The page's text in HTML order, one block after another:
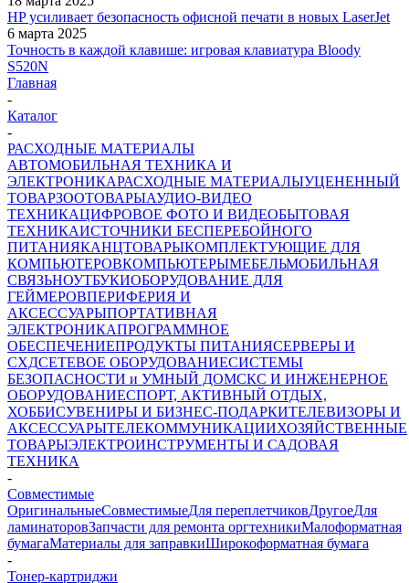
HP усиливает безопасность офисной печати в новых LaserJet
6 марта 2025
Точность в каждой клавише: игровая клавиатура Bloody
S520N
Главная
-
Каталог
-
РАСХОДНЫЕ МАТЕРИАЛЫ
АВТОМОБИЛЬНАЯ ТЕХНИКА И
ЭЛЕКТРОНИКАРАСХОДНЫЕ МАТЕРИАЛЫУЦЕНЕННЫЙ
ТОВАРЗООТОВАРЫАУДИО-ВИДЕО
ТЕХНИКАЦИФРОВОЕ ФОТО И ВИДЕОБЫТОВАЯ
ТЕХНИКАИСТОЧНИКИ БЕСПЕРЕБОЙНОГО
ПИТАНИЯКАНЦТОВАРЫКОМПЛЕКТУЮЩИЕ ДЛЯ
КОМПЬЮТЕРОВКОМПЬЮТЕРЫМЕБЕЛЬМОБИЛЬНАЯ
СВЯЗЬНОУТБУКИОБОРУДОВАНИЕ ДЛЯ
ГЕЙМЕРОВПЕРИФЕРИЯ И
АКСЕССУАРЫПОРТАТИВНАЯ
ЭЛЕКТРОНИКАПРОГРАММНОЕ
ОБЕСПЕЧЕНИЕПРОДУКТЫ ПИТАНИЯСЕРВЕРЫ И
СХДСЕТЕВОЕ ОБОРУДОВАНИЕСИСТЕМЫ
БЕЗОПАСНОСТИ и УМНЫЙ ДОМСКС И ИНЖЕНЕРНОЕ
ОБОРУДОВАНИЕСПОРТ, АКТИВНЫЙ ОТДЫХ,
ХОББИСУВЕНИРЫ И БИЗНЕС-ПОДАРКИТЕЛЕВИЗОРЫ И
АКСЕССУАРЫТЕЛЕКОММУНИКАЦИИХОЗЯЙСТВЕННЫЕ
ТОВАРЫЭЛЕКТРОИНСТРУМЕНТЫ И САДОВАЯ
ТЕХНИКА
-
Совместимые
ОригинальныеСовместимыеДля переплетчиковДругоеДля
ламинаторовЗапчасти для ремонта оргтехникиМалоформатная
бумагаМатериалы для заправкиШирокоформатная бумага
-
Тонер-картриджи